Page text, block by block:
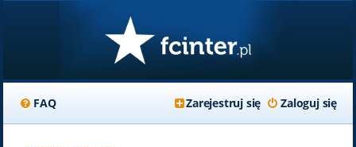
FAQ Zaloguj się
Zarejestruj się